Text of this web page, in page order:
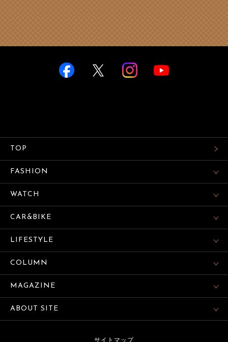
TOP
FASHION
WATCH
CAR&BIKE
LIFESTYLE
COLUMN
MAGAZINE
ABOUT SITE
サイトマップ